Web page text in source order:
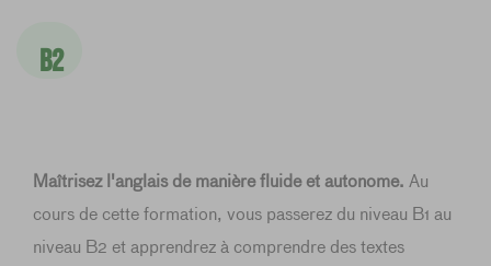
B2
Maîtrisez l'anglais de manière fluide et autonome. Au
cours de cette formation, vous passerez du niveau B1 au
niveau B2 et apprendrez à comprendre des textes